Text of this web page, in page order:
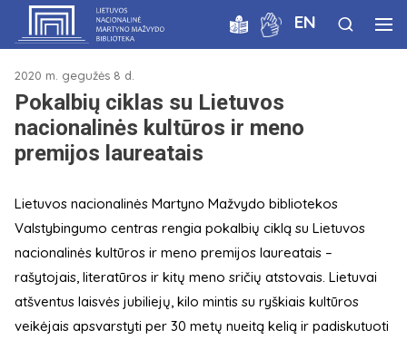
EN
2020 m. gegužės 8 d.
Pokalbių ciklas su Lietuvos
nacionalinės kultūros ir meno
premijos laureatais
Lietuvos nacionalinės Martyno Mažvydo bibliotekos
Valstybingumo centras rengia pokalbių ciklą su Lietuvos
nacionalinės kultūros ir meno premijos laureatais –
rašytojais, literatūros ir kitų meno sričių atstovais. Lietuvai
atšventus laisvės jubiliejų, kilo mintis su ryškiais kultūros
veikėjais apsvarstyti per 30 metų nueitą kelią ir padiskutuoti